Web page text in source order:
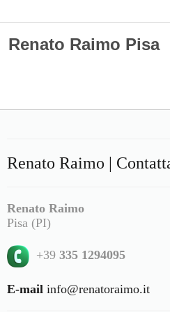
Renato Raimo Pisa
Renato Raimo |
Renato Raimo
Pisa (PI)
+39 335 1294095
E-mail info@renatoraimo.it